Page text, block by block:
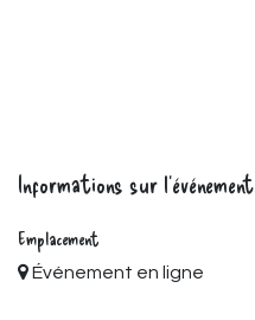
Informations sur l'événement
Emplacement
Événement en ligne